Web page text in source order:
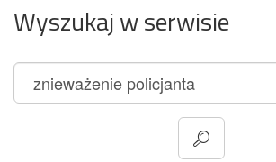
Wyszukaj w serwisie